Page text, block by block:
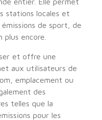
stations locales et
de sport, de
encore.
et offre une
aux utilisateurs de
emplacement ou
des
telles que la
pour les